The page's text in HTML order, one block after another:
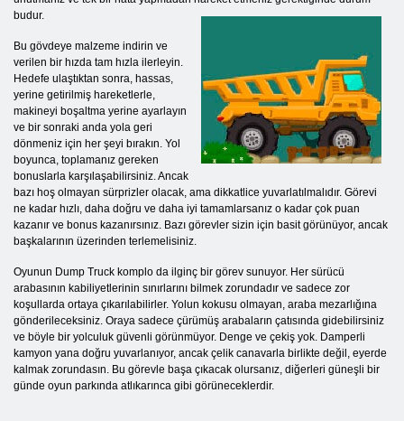
budur.
Bu gövdeye malzeme indirin ve
verilen bir hızda tam hızla ilerleyin.
Hedefe ulaştıktan sonra, hassas,
yerine getirilmiş hareketlerle,
makineyi boşaltma yerine ayarlayın
ve bir sonraki anda yola geri
dönmeniz için her şeyi bırakın. Yol
boyunca, toplamanız gereken
bonuslarla karşılaşabilirsiniz. Ancak
bazı hoş olmayan sürprizler olacak, ama dikkatlice yuvarlatılmalıdır. Görevi
ne kadar hızlı, daha doğru ve daha iyi tamamlarsanız o kadar çok puan
kazanır ve bonus kazanırsınız. Bazı görevler sizin için basit görünüyor, ancak
başkalarının üzerinden terlemelisiniz.
Oyunun Dump Truck komplo da ilginç bir görev sunuyor. Her sürücü
arabasının kabiliyetlerinin sınırlarını bilmek zorundadır ve sadece zor
koşullarda ortaya çıkarılabilirler. Yolun kokusu olmayan, araba mezarlığına
gönderileceksiniz. Oraya sadece çürümüş arabaların çatısında gidebilirsiniz
ve böyle bir yolculuk güvenli görünmüyor. Denge ve çekiş yok. Damperli
kamyon yana doğru yuvarlanıyor, ancak çelik canavarla birlikte değil, eyerde
kalmak zorundasın. Bu görevle başa çıkacak olursanız, diğerleri güneşli bir
günde oyun parkında atlıkarınca gibi görüneceklerdir.